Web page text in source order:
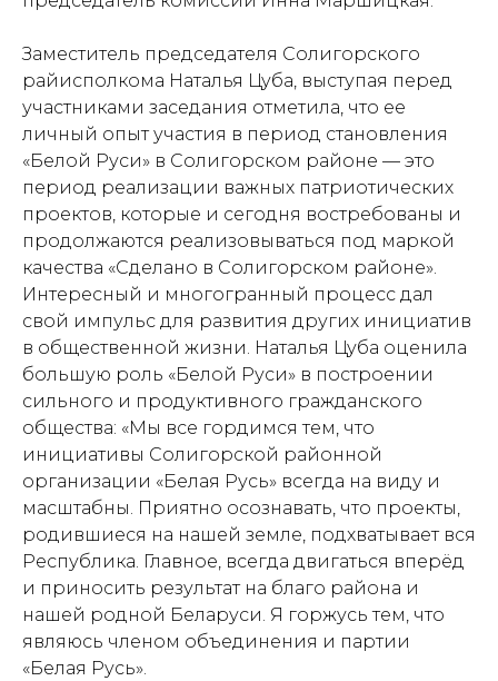
Заместитель председателя Солигорского
райисполкома Наталья Цуба, выступая перед
участниками заседания отметила, что ее
личный опыт участия в период становления
«Белой Руси» в Солигорском районе — это
период реализации важных патриотических
проектов, которые и сегодня востребованы и
продолжаются реализовываться под маркой
качества «Сделано в Солигорском районе».
Интересный и многогранный процесс дал
свой импульс для развития других инициатив
в общественной жизни. Наталья Цуба оценила
большую роль «Белой Руси» в построении
сильного и продуктивного гражданского
общества: «Мы все гордимся тем, что
инициативы Солигорской районной
организации «Белая Русь» всегда на виду и
масштабны. Приятно осознавать, что проекты,
родившиеся на нашей земле, подхватывает вся
Республика. Главное, всегда двигаться вперёд
и приносить результат на благо района и
нашей родной Беларуси. Я горжусь тем, что
являюсь членом объединения и партии
«Белая Русь».